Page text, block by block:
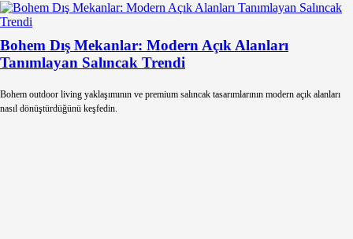
Bohem Dış Mekanlar: Modern Açık Alanları
Tanımlayan Salıncak Trendi
Bohem outdoor living yaklaşımının ve premium salıncak tasarımlarının modern açık alanları
nasıl dönüştürdüğünü keşfedin.